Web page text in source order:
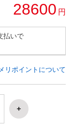
28600 円
払いで
リポイントについて